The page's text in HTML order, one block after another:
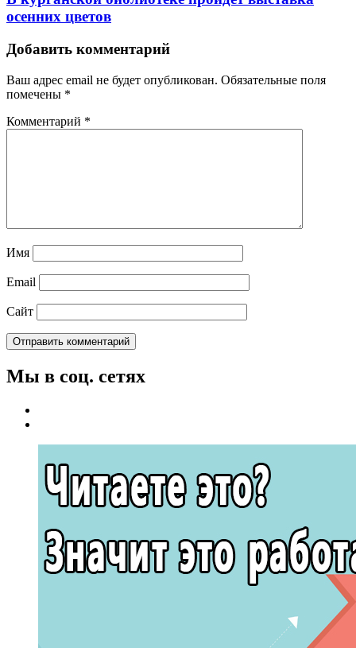
осенних цветов
Добавить комментарий
Ваш адрес email не будет опубликован. Обязательные поля
помечены *
Комментарий *
Имя
Email
Сайт
Мы в соц. сетях